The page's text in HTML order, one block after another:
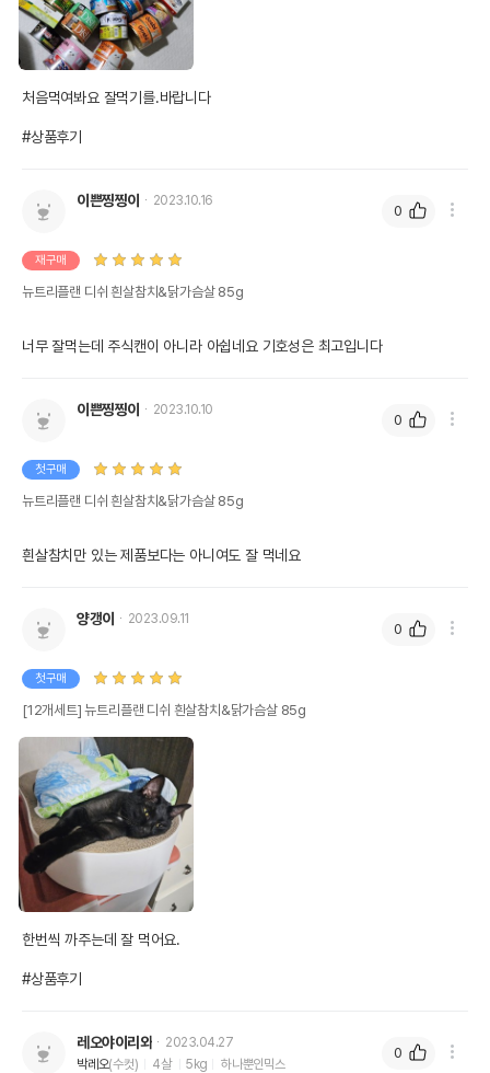
처음먹여봐요 잘먹기를.바랍니다
#상품후기
이쁜찡찡이 2023.10.16
재구매
뉴트리플랜 디쉬 흰살참치&닭가슴살 85g
너무 잘먹는데 주식캔이 아니라 아쉽네요 기호성은 최고입니다
0
이쁜찡찡이 2023.10.10
첫구매
뉴트리플랜 디쉬 흰살참치&닭가슴살 85g
흰살참치만 있는 제품보다는 아니여도 잘 먹네요
0
양갱이 2023.09.11
첫구매
[12개세트] 뉴트리플랜 디쉬 흰살참치&닭가슴살 85g
한번씩 까주는데 잘 먹어요.
#상품후기
0
레오야이리와
2023.04.27
박레오(수컷) 4살 5kg 하나뿐인믹스
0